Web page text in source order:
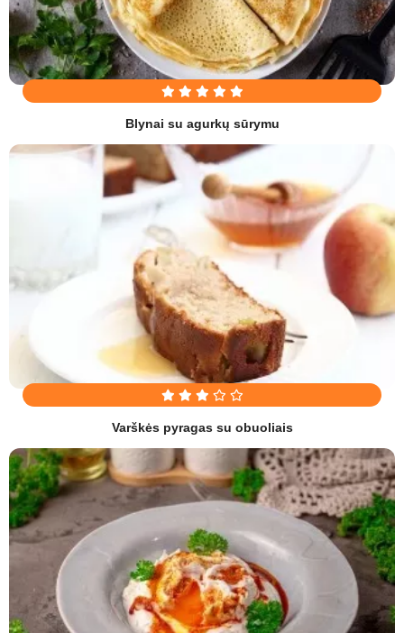
Blynai su agurkų sūrymu
Varškės pyragas su obuoliais